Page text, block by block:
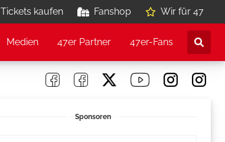
Tickets kaufen Fanshop Wir für 47
Medien 47er Partner 47er-Fans
Sponsoren